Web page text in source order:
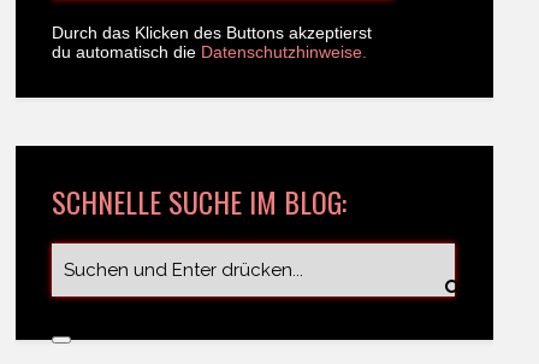
Durch das Klicken des Buttons akzeptierst
du automatisch die Datenschutzhinweise.
SCHNELLE SUCHE IM BLOG: